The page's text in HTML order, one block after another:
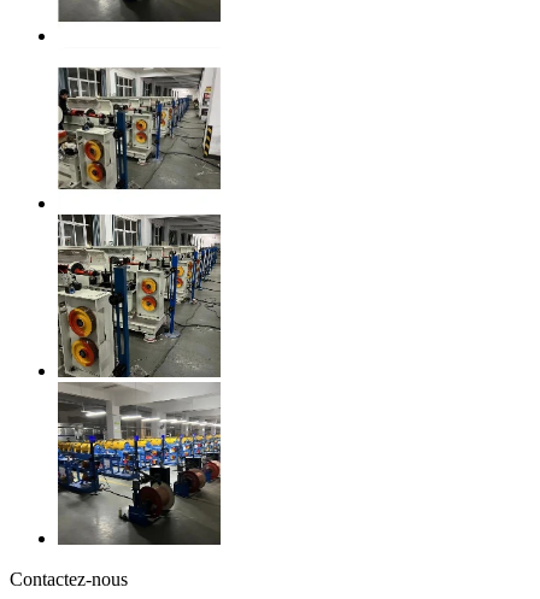
Contactez-nous